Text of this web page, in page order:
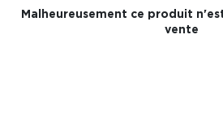
Malheureusement ce produit
vente